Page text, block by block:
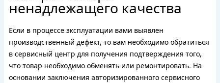
ненадлежащего качества
Если в процессе эксплуатации вами выявлен
производственный дефект, то вам необходимо обратиться
в сервисный центр для получения подтверждения того,
что товар необходимо обменять или ремонтировать. На
основании заключения авторизированного сервисного